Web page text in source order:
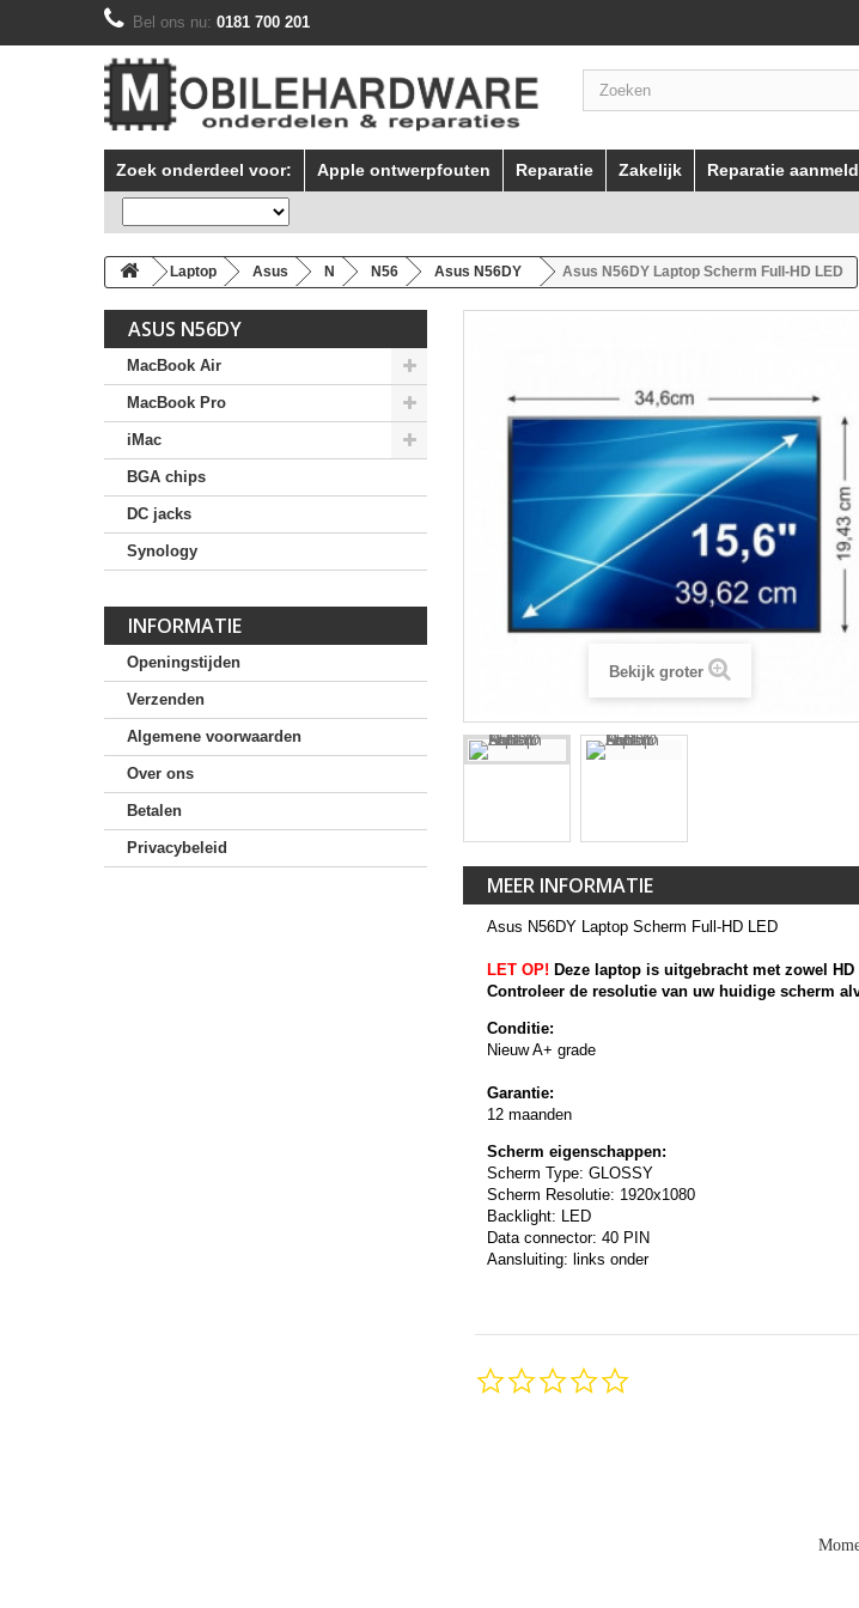
Bel ons nu: 0181 700 201
Zoek onderdeel voor: Apple ontwerpfouten Reparatie Zakelijk Reparatie
Laptop Asus N N56 Asus N56DY Asus N56DY Laptop Scherm Full-HD LED
ASUS N56DY
MacBook Air
MacBook Pro
iMac
BGA chips
DC jacks
Synology
INFORMATIE
Openingstijden
Verzenden
Algemene voorwaarden
Over ons
Betalen
Privacybeleid
Bekijk groter
MEER INFORMATIE
Asus N56DY Laptop Scherm Full-HD LED
LET OP! Deze laptop is uitgebracht met zowel
Controleer de resolutie van uw huidige scherm
Conditie:
Nieuw A+ grade
Garantie:
12 maanden
Scherm eigenschappen:
Scherm Type: GLOSSY
Scherm Resolutie: 1920x1080
Backlight: LED
Data connector: 40 PIN
Aansluiting: links onder